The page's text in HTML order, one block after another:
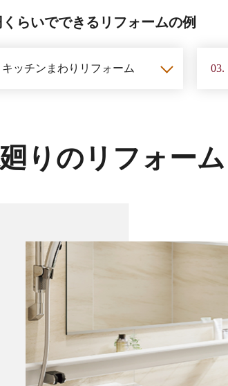
くらいでできるリフォームの例
キッチンまわり リフォーム 03.
りのリフォーム